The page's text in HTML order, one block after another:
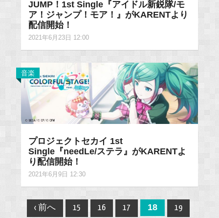
JUMP！1st Single『アイドル新鋭隊/モ
ア！ジャンプ！モア！』がKARENTより
配信開始！
2021年6月23日 12:00
音楽
プロジェクトセカイ 1st
Single『needLe/ステラ』がKARENTよ
り配信開始！
2021年6月9日 12:30
Post
‹ 前へ 15 16 17 18 19